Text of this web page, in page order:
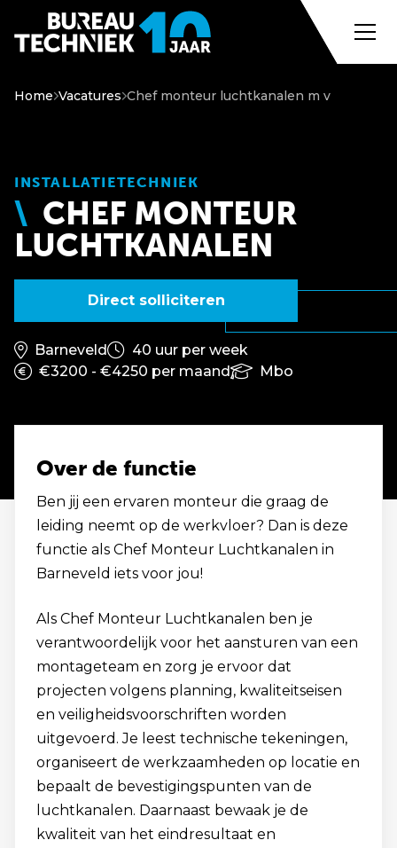
Home Vacatures Chef monteur luchtkanalen m v
INSTALLATIETECHNIEK
CHEF MONTEUR
LUCHTKANALEN
Direct solliciteren
Barneveld
40 uur per week
€3200 - €4250 per maand
Mbo
Over de functie
Ben jij een ervaren monteur die graag de
leiding neemt op de werkvloer? Dan is deze
functie als Chef Monteur Luchtkanalen in
Barneveld iets voor jou!
Als Chef Monteur Luchtkanalen ben je
verantwoordelijk voor het aansturen van een
montageteam en zorg je ervoor dat
projecten volgens planning, kwaliteitseisen
en veiligheidsvoorschriften worden
uitgevoerd. Je leest technische tekeningen,
organiseert de werkzaamheden op locatie en
bepaalt de bevestigingspunten van de
luchtkanalen. Daarnaast bewaak je de
kwaliteit van het eindresultaat en